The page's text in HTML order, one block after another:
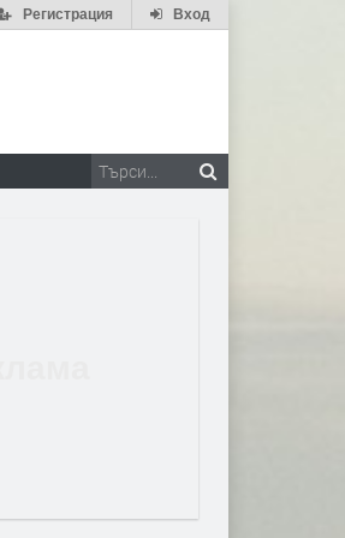
Вход
Регистрация